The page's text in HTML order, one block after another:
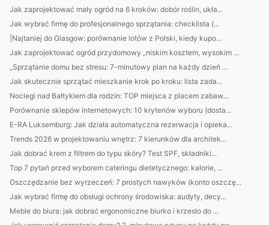
Jak zaprojektować mały ogród na 6 kroków: dobór roślin, ukła...
Jak wybrać firmę do profesjonalnego sprzątania: checklista (...
|Najtaniej do Glasgow: porównanie lotów z Polski, kiedy kupo...
Jak zaprojektować ogród przydomowy „niskim kosztem, wysokim ...
„Sprzątanie domu bez stresu: 7-minutowy plan na każdy dzień ...
Jak skutecznie sprzątać mieszkanie krok po kroku: lista zada...
Noclegi nad Bałtykiem dla rodzin: TOP miejsca z placem zabaw...
Porównanie sklepów internetowych: 10 kryteriów wyboru (dosta...
E-RA Luksemburg: Jak działa automatyczna rezerwacja i opieka...
Trends 2026 w projektowaniu wnętrz: 7 kierunków dla architek...
Jak dobrać krem z filtrem do typu skóry? Test SPF, składniki...
Top 7 pytań przed wyborem cateringu dietetycznego: kalorie, ...
Oszczędzanie bez wyrzeczeń: 7 prostych nawyków (konto oszczę...
Jak wybrać firmę do obsługi ochrony środowiska: audyty, decy...
Meble do biura: jak dobrać ergonomiczne biurko i krzesło do ...